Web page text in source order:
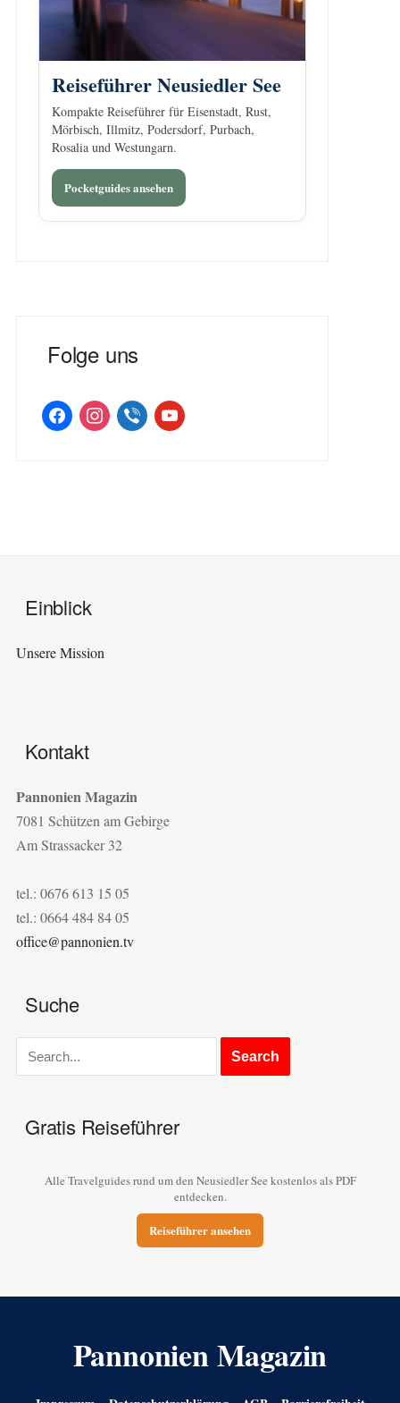
Reiseführer Neusiedler See
Kompakte Reiseführer für Eisenstadt, Rust,
Mörbisch, Illmitz, Podersdorf, Purbach,
Rosalia und Westungarn.
Pocketguides ansehen
Folge uns
facebookinstagramviber youtube
Einblick
Unsere Mission
Kontakt
Pannonien Magazin
7081 Schützen am Gebirge
Am Strassacker 32
tel.: 0676 613 15 05
tel.: 0664 484 84 05
office@pannonien.tv
Suche
Gratis Reiseführer
Alle Travelguides rund um den Neusiedler See kostenlos als PDF
entdecken.
Reiseführer ansehen
Pannonien Magazin